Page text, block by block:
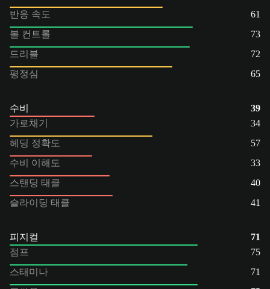
반응 속도
61
볼 컨트롤
73
드리블
72
평정심
65
수비
39
가로채기
34
헤딩 정확도
57
수비 이해도
33
스탠딩 태클
40
슬라이딩 태클
41
피지컬
71
점프
75
스태미나
71